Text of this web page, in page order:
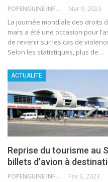
POPENGUINE INFO Mar 9, 2023
La journée mondiale des droits
mars a été une occasion pour
de revenir sur les cas de
Selon les statistiques, plus de…
ACTUALITE
Reprise du tourisme au
billets d’avion à
POPENGUINE INFO Fév 3, 2023